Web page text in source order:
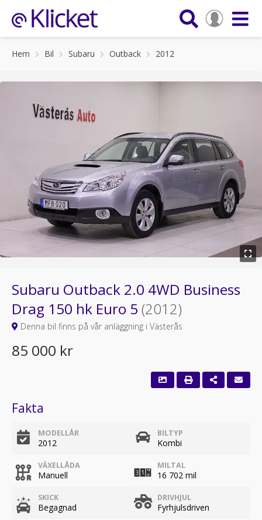
Hem Bil Subaru Outback 2012
Subaru Outback 2.0 4WD Business
Drag 150 hk Euro 5 (2012)
Denna bil finns på vår anläggning i Västerås
85 000 kr
Fakta
MODELLÅR
2012
BILTYP
Kombi
VÄXELLÅDA
Manuell
MILTAL
16 702 mil
SKICK
Begagnad
DRIVHJUL
Fyrhjulsdriven